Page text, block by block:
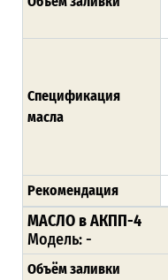
Спецификация
масла
Рекомендация
МАСЛО в АКПП-4
Модель: -
Объём заливки